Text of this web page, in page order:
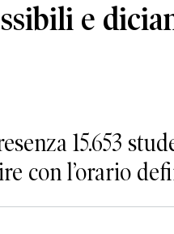
e
15.653
con l’orario